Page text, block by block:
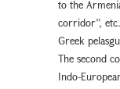
to the
corridor”,
Greek
The second
Indo-